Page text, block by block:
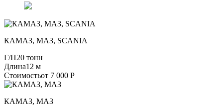
КАМАЗ, МАЗ, SCANIA
Г/П20 тонн
Длина12 м
Стоимостьот 7 000 Р
КАМАЗ, МАЗ